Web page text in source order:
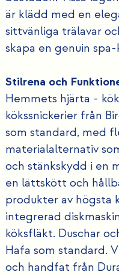
är klädd med en
sittvänliga trälavar
skapa en genuin spa-
Stilrena och
Hemmets hjärta -
kökssnickerier från
som standard, med
materialalternativ
och stänkskydd i en
en lättskött och
produkter av högsta
integrerad
köksfläkt. Duschar
Hafa som standard.
och handfat från